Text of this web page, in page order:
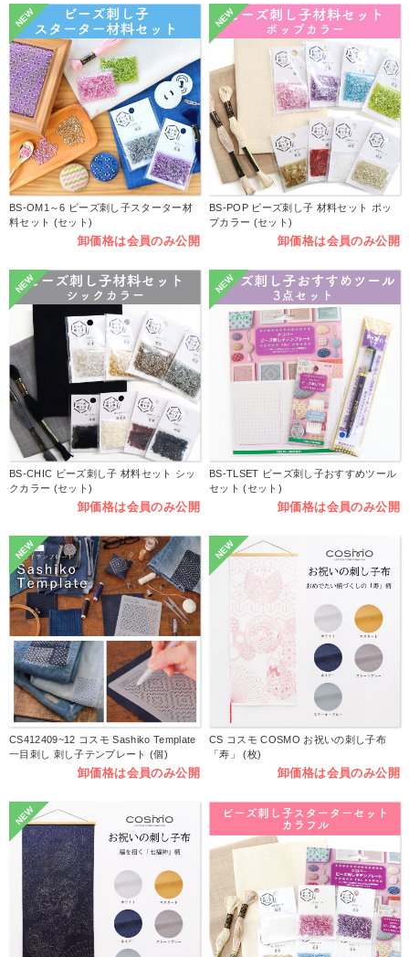
NEW
BS-OM1～6 ビーズ刺し子スターター材
料セット (セット)
卸価格は会員のみ公開
NEW
BS-POP ビーズ刺し子 材料セット ポッ
プカラー (セット)
卸価格は会員のみ公開
NEW
BS-CHIC ビーズ刺し子 材料セット シッ
クカラー (セット)
卸価格は会員のみ公開
NEW
BS-TLSET ビーズ刺し子おすすめツール
セット (セット)
卸価格は会員のみ公開
NEW
CS412409~12 コスモ Sashiko Template
一目刺し 刺し子テンプレート (個)
卸価格は会員のみ公開
NEW
CS コスモ COSMO お祝いの刺し子布
「寿」 (枚)
卸価格は会員のみ公開
NEW